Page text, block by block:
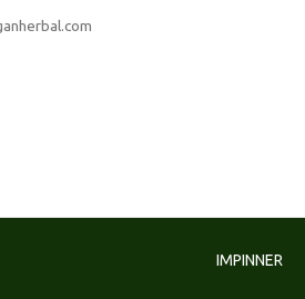
IMPINNER